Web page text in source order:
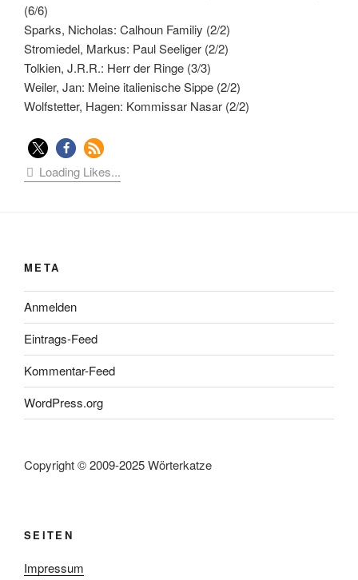
(6/6)
Sparks, Nicholas: Calhoun Familiy (2/2)
Stromiedel, Markus: Paul Seeliger (2/2)
Tolkien, J.R.R.: Herr der Ringe (3/3)
Weiler, Jan: Meine italienische Sippe (2/2)
Wolfstetter, Hagen: Kommissar Nasar (2/2)
Loading Likes...
META
Anmelden
Eintrags-Feed
Kommentar-Feed
WordPress.org
Copyright © 2009-2025 Wörterkatze
SEITEN
Impressum